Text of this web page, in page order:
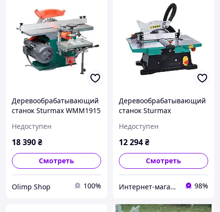
Деревообрабатывающий
станок Sturmax WMM1915
Недоступен
18 390₴
Смотреть
Olimp Shop 100%
Деревообрабатывающий
станок Sturmax
Недоступен
12 294₴
Смотреть
Интернет-магазин электрооборудования ALT-SHOP 98%